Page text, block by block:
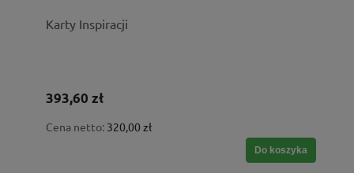
Karty Inspiracji
393,60 zł
Cena netto: 320,00 zł
Do koszyka